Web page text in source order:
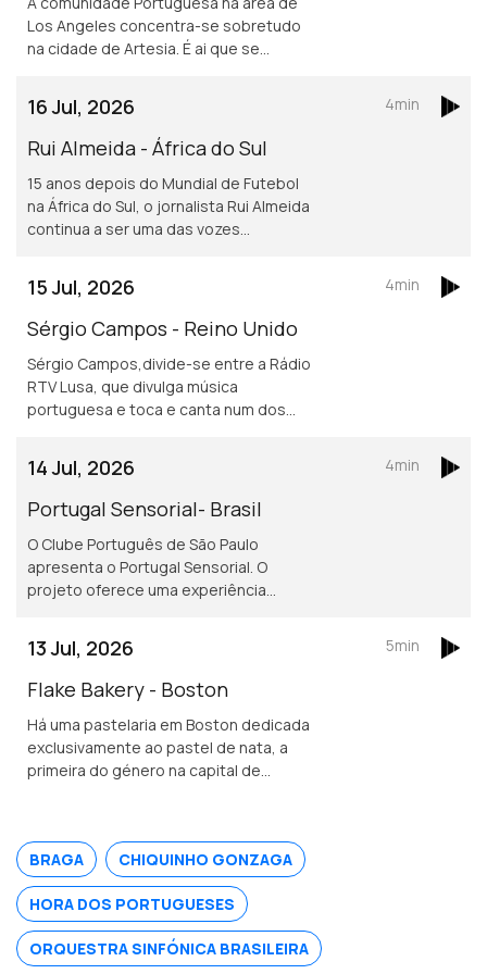
Los Angeles concentra-se sobretudo
na cidade de Artesia. É ai que se
Portugueses nos Estados Unidos.
16 Jul, 2026
Rui Almeida - África do Sul
15 anos depois do Mundial de Futebol
na África do Sul, o jornalista Rui Almeida
continua a ser uma das vozes
lusofonia.
4min
15 Jul, 2026
Sérgio Campos - Reino Unido
Sérgio Campos,divide-se entre a Rádio
RTV Lusa, que divulga música
portuguesa e toca e canta num dos
4min
14 Jul, 2026
Portugal Sensorial- Brasil
O Clube Português de São Paulo
apresenta o Portugal Sensorial. O
projeto oferece uma experiência
e um show audiovisual tecnológico.
4min
13 Jul, 2026
Flake Bakery - Boston
Há uma pastelaria em Boston dedicada
exclusivamente ao pastel de nata, a
primeira do género na capital de
5min
BRAGA CHIQUINHO GONZAGA
HORA DOS PORTUGUESES
ORQUESTRA SINFÓNICA BRASILEIRA